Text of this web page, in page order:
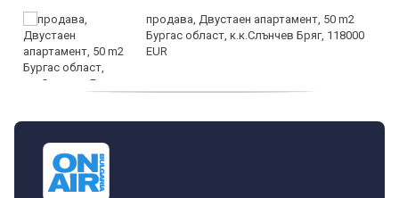
продава, Двустаен апартамент, 50 m2
Бургас област, к.к.Слънчев Бряг, 118000
EUR